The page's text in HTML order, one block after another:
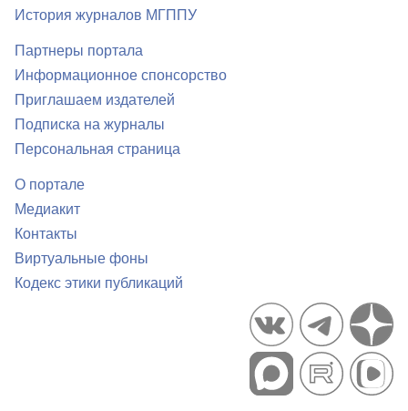
История журналов МГППУ
Партнеры портала
Информационное спонсорство
Приглашаем издателей
Подписка на журналы
Персональная страница
О портале
Медиакит
Контакты
Виртуальные фоны
Кодекс этики публикаций